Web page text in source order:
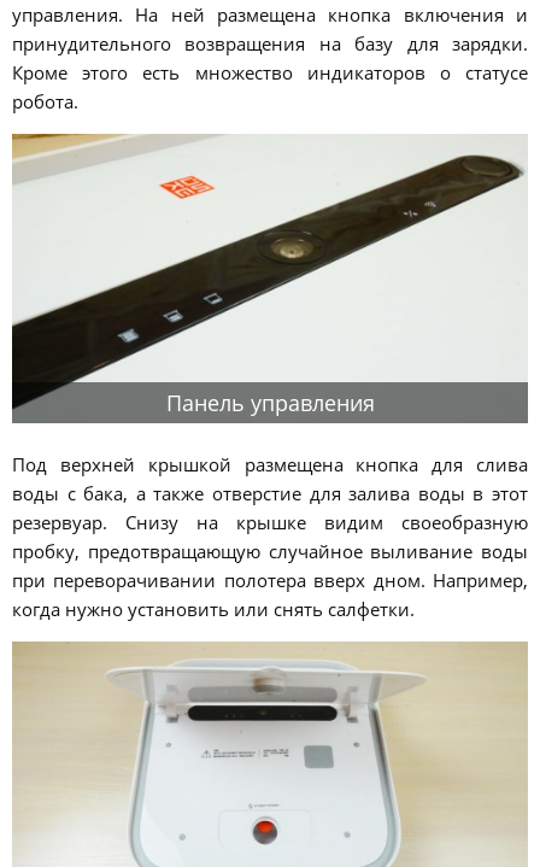
управления. На ней размещена кнопка включения и
принудительного возвращения на базу для зарядки.
Кроме этого есть множество индикаторов о статусе
робота.
Панель управления
Под верхней крышкой размещена кнопка для слива
воды с бака, а также отверстие для залива воды в этот
резервуар. Снизу на крышке видим своеобразную
пробку, предотвращающую случайное выливание воды
при переворачивании полотера вверх дном. Например,
когда нужно установить или снять салфетки.